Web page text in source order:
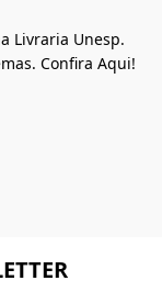
Livraria Unesp.
Confira Aqui!